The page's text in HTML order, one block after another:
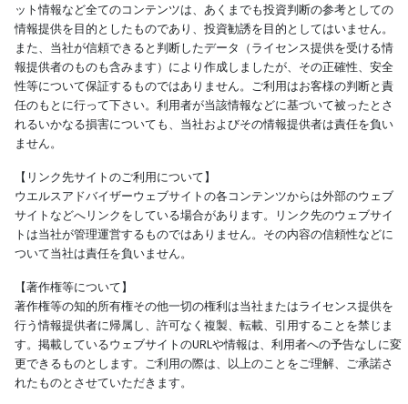
ット情報など全てのコンテンツは、あくまでも投資判断の参考としての
情報提供を目的としたものであり、投資勧誘を目的としてはいません。
また、当社が信頼できると判断したデータ（ライセンス提供を受ける情
報提供者のものも含みます）により作成しましたが、その正確性、安全
性等について保証するものではありません。ご利用はお客様の判断と責
任のもとに行って下さい。利用者が当該情報などに基づいて被ったとさ
れるいかなる損害についても、当社およびその情報提供者は責任を負い
ません。
【リンク先サイトのご利用について】
ウエルスアドバイザーウェブサイトの各コンテンツからは外部のウェブ
サイトなどへリンクをしている場合があります。リンク先のウェブサイ
トは当社が管理運営するものではありません。その内容の信頼性などに
ついて当社は責任を負いません。
【著作権等について】
著作権等の知的所有権その他一切の権利は当社またはライセンス提供を
行う情報提供者に帰属し、許可なく複製、転載、引用することを禁じま
す。掲載しているウェブサイトのURLや情報は、利用者への予告なしに変
更できるものとします。ご利用の際は、以上のことをご理解、ご承諾さ
れたものとさせていただきます。